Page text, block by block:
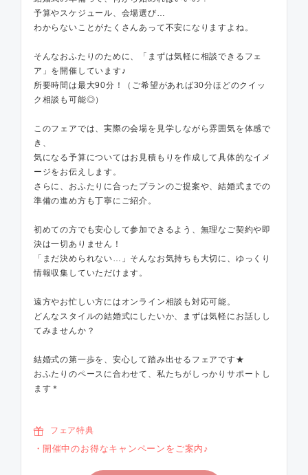
予算やスケジュール、会場選び…
わからないことがたくさんあって不安になりますよね。
そんなおふたりのために、「まずは気軽に相談できるフェ
ア」を開催しています♪
所要時間は最大90分！（ご希望があれば30分ほどのクイッ
ク相談も可能◎）
このフェアでは、実際の会場を見学しながら雰囲気を体感で
き、
気になる予算についてはお見積もりを作成して具体的なイメ
ージをお伝えします。
さらに、おふたりに合ったプランのご提案や、結婚式までの
準備の進め方も丁寧にご紹介。
初めての方でも安心して参加できるよう、無理なご契約や即
決は一切ありません！
「まだ決められない…」そんなお気持ちも大切に、ゆっくり
情報収集していただけます。
遠方やお忙しい方にはオンライン相談も対応可能。
どんなスタイルの結婚式にしたいか、まずは気軽にお話しし
てみませんか？
結婚式の第一歩を、安心して踏み出せるフェアです★
おふたりのペースに合わせて、私たちがしっかりサポートし
ます＊
フェア特典
開催中のお得なキャンペーンをご案内♪